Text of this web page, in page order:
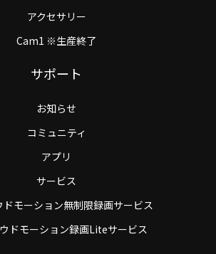
アクセサリー
Cam1 ※生産終了
サポート
お知らせ
コミュニティ
アプリ
サービス
ドモーション無制限録画サービス
ドモーション録画Liteサービス